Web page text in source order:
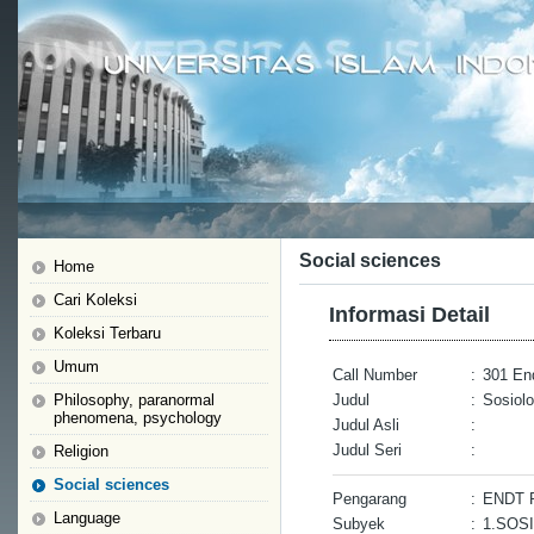
Home
Cari Koleksi
Koleksi Terbaru
Umum
Philosophy, paranormal
phenomena, psychology
Religion
Social sciences
Language
Social sciences
Informasi Detail
Call Number : 301
Judul
:
Judul Asli
:
Judul Seri
:
Pengarang : ENDT
Subyek
: